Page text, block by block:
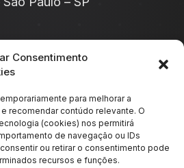
Consentimento
para melhorar a
recomendar contúdo relevante. O
(cookies) nos permitirá
de navegação ou IDs
ou retirar o consentimento pode
recursos e funções.